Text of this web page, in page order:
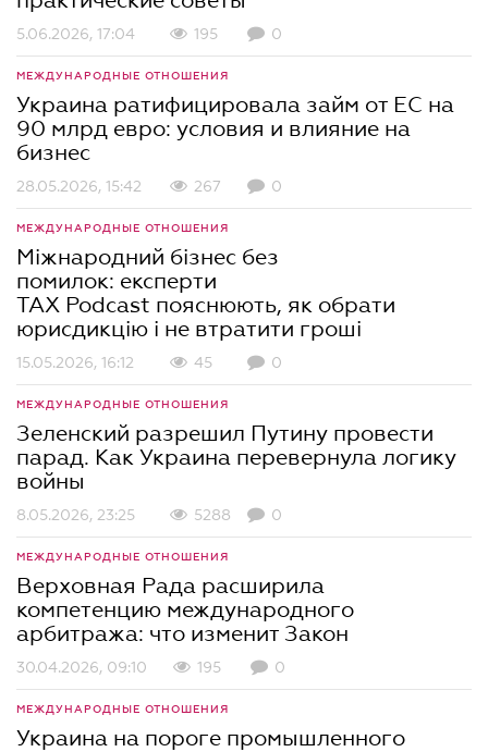
5.06.2026, 17:04 195 0
МЕЖДУНАРОДНЫЕ ОТНОШЕНИЯ
Украина ратифицировала займ от ЕС на
90 млрд евро: условия и влияние на
бизнес
28.05.2026, 15:42 267 0
МЕЖДУНАРОДНЫЕ ОТНОШЕНИЯ
Міжнародний бізнес без
помилок: експерти
TAX Podcast пояснюють, як обрати
юрисдикцію і не втратити гроші
15.05.2026, 16:12 45 0
МЕЖДУНАРОДНЫЕ ОТНОШЕНИЯ
Зеленский разрешил Путину провести
парад. Как Украина перевернула логику
войны
8.05.2026, 23:25 5288 0
МЕЖДУНАРОДНЫЕ ОТНОШЕНИЯ
Верховная Рада расширила
компетенцию международного
арбитража: что изменит Закон
30.04.2026, 09:10 195 0
МЕЖДУНАРОДНЫЕ ОТНОШЕНИЯ
Украина на пороге промышленного